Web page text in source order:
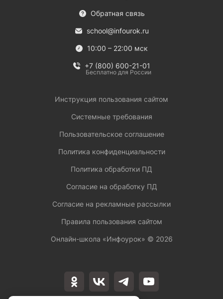
Обратная связь
school@infourok.ru
10:00 – 22:00 мск
+7 (800) 600-21-01
Бесплатно для России
Инструкция пользования сайтом
Системные требования
Пользовательское соглашение
Политика конфиденциальности
Политика обработки ПД
Согласие на обработку ПД
Согласие на рекламные рассылки
Правила пользования сайтом
Онлайн-школа «Инфоурок» © 2026